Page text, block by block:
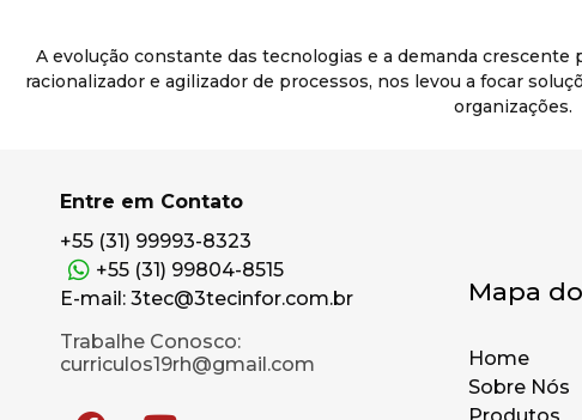
A evolução constante das tecnologias e a demanda
racionalizador e agilizador de processos, nos levou a focar
organizações.
Entre em Contato
+55 (31) 99993-8323
+55 (31) 99804-8515
E-mail: 3tec@3tecinfor.com.br
Trabalhe Conosco:
curriculos19rh@gmail.com
Mapa
Home
Sobre Nós